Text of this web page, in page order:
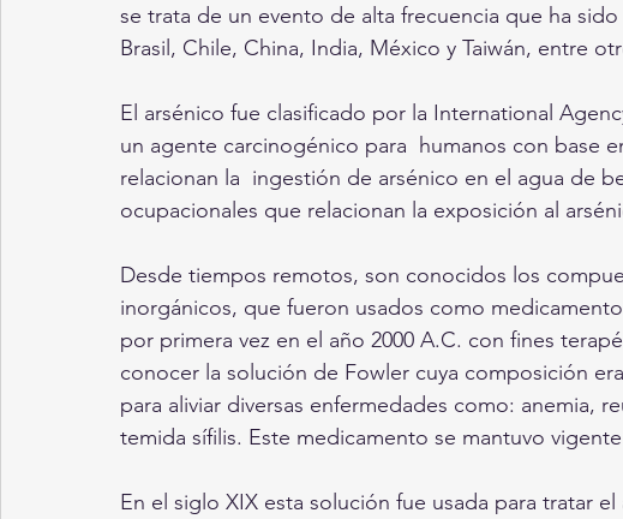
se trata de un evento de alta frecuencia que ha
Brasil, Chile, China, India, México y Taiwán, entre
El arsénico fue clasificado por la International
un agente carcinogénico para  humanos con base
relacionan la  ingestión de arsénico en el agua de
ocupacionales que relacionan la exposición al
Desde tiempos remotos, son conocidos los
inorgánicos, que fueron usados como
por primera vez en el año 2000 A.C. con fines
conocer la solución de Fowler cuya composición
para aliviar diversas enfermedades como: anemia,
temida sífilis. Este medicamento se mantuvo
En el siglo XIX esta solución fue usada para tratar